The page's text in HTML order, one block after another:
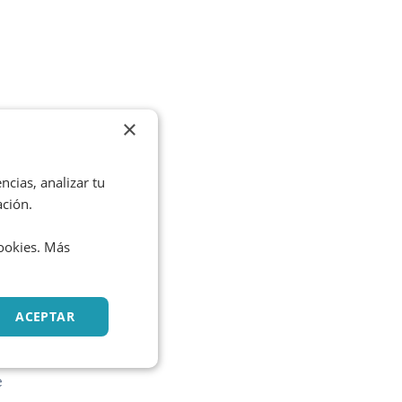
×
analizar tu
Más
ACEPTAR